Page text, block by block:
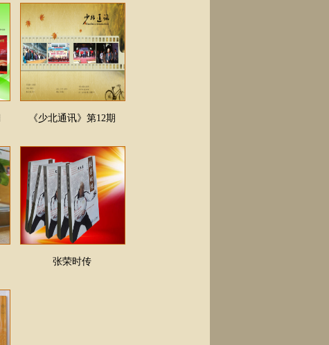
《少北通讯》第12期
张荣时传